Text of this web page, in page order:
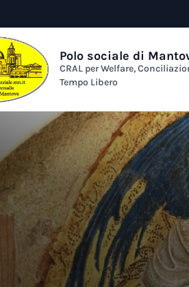
Polo sociale di
CRAL per Welfare,
Tempo Libero